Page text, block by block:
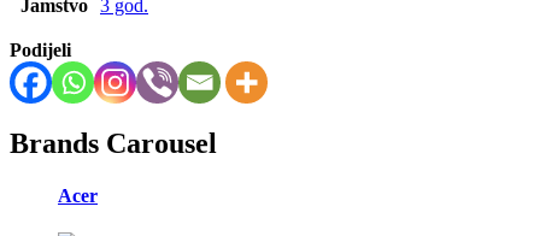
Jamstvo 3 god.
Podijeli
Brands Carousel
Acer